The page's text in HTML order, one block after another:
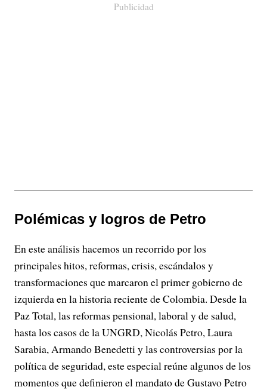
Publicidad
Polémicas y logros de Petro
En este análisis hacemos un recorrido por los
principales hitos, reformas, crisis, escándalos y
transformaciones que marcaron el primer gobierno de
izquierda en la historia reciente de Colombia. Desde la
Paz Total, las reformas pensional, laboral y de salud,
hasta los casos de la UNGRD, Nicolás Petro, Laura
Sarabia, Armando Benedetti y las controversias por la
política de seguridad, este especial reúne algunos de los
momentos que definieron el mandato de Gustavo Petro